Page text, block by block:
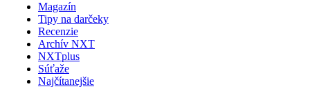
Magazín
Tipy na darčeky
Recenzie
Archív NXT
NXTplus
Súťaže
Najčítanejšie